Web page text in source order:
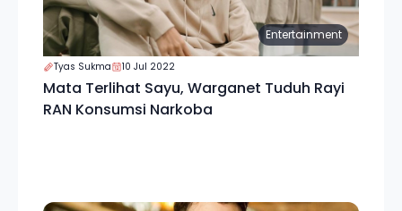
Entertainment
Tyas Sukma 10 Jul 2022
Mata Terlihat Sayu, Warganet Tuduh Rayi
RAN Konsumsi Narkoba